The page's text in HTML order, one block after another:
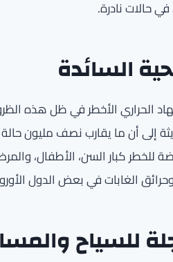
في حالات نادرة.
السائدة
الحراري الأخطر في ظل هذه
للخطر كبار السن، الأطفال،
الغابات في بعض الدول
للسياح